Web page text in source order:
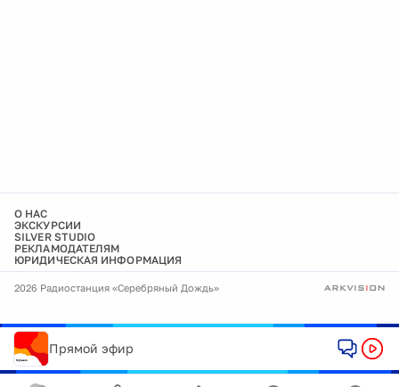
О НАС
ЭКСКУРСИИ
SILVER STUDIO
РЕКЛАМОДАТЕЛЯМ
ЮРИДИЧЕСКАЯ ИНФОРМАЦИЯ
2026 Радиостанция «Серебряный Дождь»
Прямой эфир